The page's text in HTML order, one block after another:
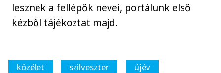
lesznek a fellépők nevei, portálunk első
kézből tájékoztat majd.
közélet szilveszter
újév